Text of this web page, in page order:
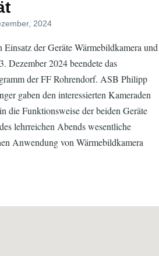
2024
der Geräte Wärmebildkamera und
Dezember 2024 beendete das
der FF Rohrendorf. ASB Philipp
gaben den interessierten Kameraden
die Funktionsweise der beiden Geräte
lehrreichen Abends wesentliche
Anwendung von Wärmebildkamera